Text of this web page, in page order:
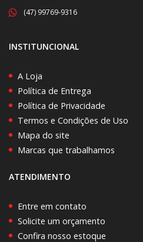
(47) 99769-9316
INSTITUNCIONAL
A Loja
Política de Entrega
Política de Privacidade
Termos e Condições de Uso
Mapa do site
Marcas que trabalhamos
ATENDIMENTO
Entre em contato
Solicite um orçamento
Confira nosso estoque